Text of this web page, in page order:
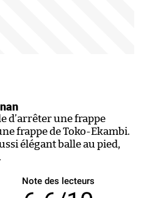
d’arrêter une frappe
frappe de Toko-Ekambi.
élégant balle au pied,
Note des lecteurs